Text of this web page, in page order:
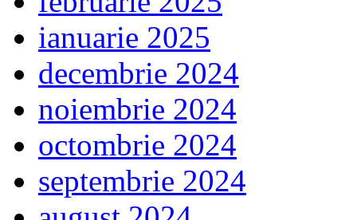
ianuarie 2025
decembrie 2024
noiembrie 2024
octombrie 2024
septembrie 2024